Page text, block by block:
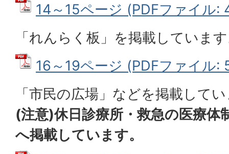
14～15ページ (PDFファイル:
「れんらく板」を掲載していま
16～19ページ (PDFファイル:
「市民の広場」などを掲載して
(注意)休日診療所・救急の医療体
へ掲載しています。